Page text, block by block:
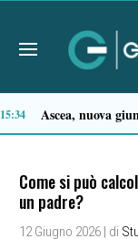
Padula istituisce la Giornata Joe Petrosino 13:43
Come si può
un padre?
12 Giugno 2026 | di